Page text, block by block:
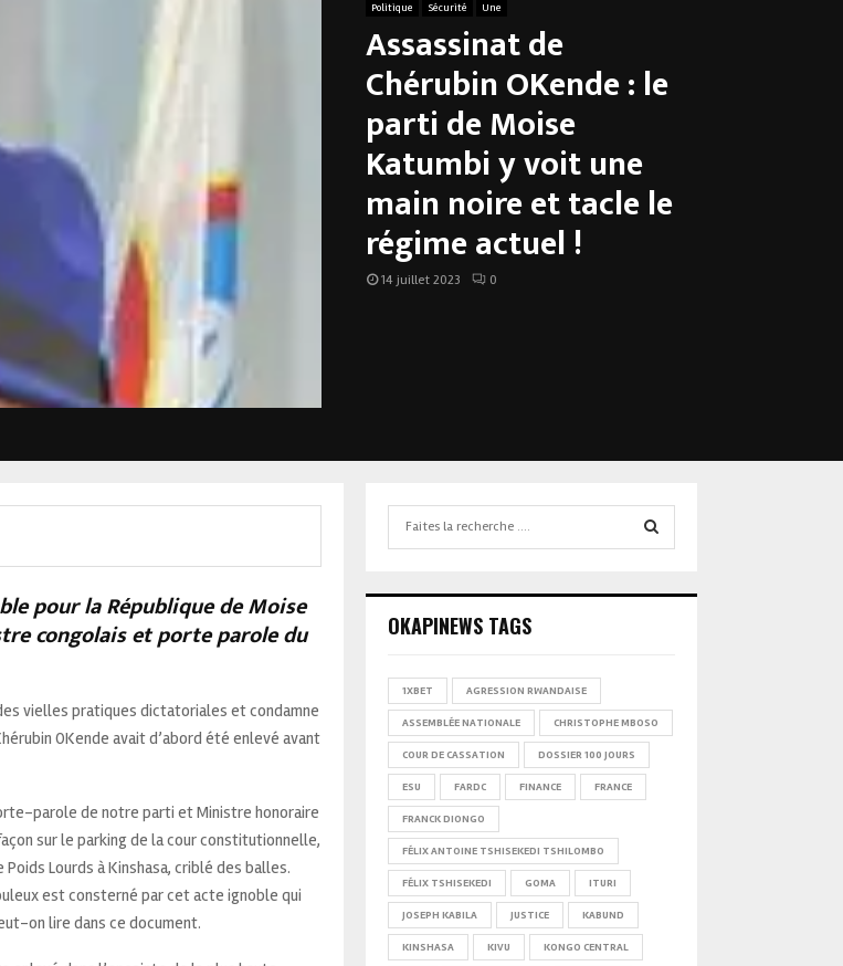
Politique Sécurité Une
Assassinat de
Chérubin OKende : le
parti de Moise
Katumbi y voit une
main noire et tacle le
régime actuel !
14 juillet 2023 0
pour la République de Moise
congolais et porte parole du
vielles pratiques dictatoriales et condamne
OKende avait d’abord été enlevé avant
parole de notre parti et Ministre honoraire
sur le parking de la cour constitutionnelle,
Lourds à Kinshasa, criblé des balles.
est consterné par cet acte ignoble qui
on lire dans ce document.
OKAPINEWS TAGS
1XBET AGRESSION RWANDAISE
ASSEMBLÉE NATIONALE CHRISTOPHE MBOSO
COUR DE CASSATION DOSSIER 100 JOURS
ESU FARDC FINANCE FRANCE
FRANCK DIONGO
FÉLIX ANTOINE TSHISEKEDI TSHILOMBO
FÉLIX TSHISEKEDI GOMA ITURI
JOSEPH KABILA JUSTICE KABUND
KINSHASA KIVU KONGO CENTRAL